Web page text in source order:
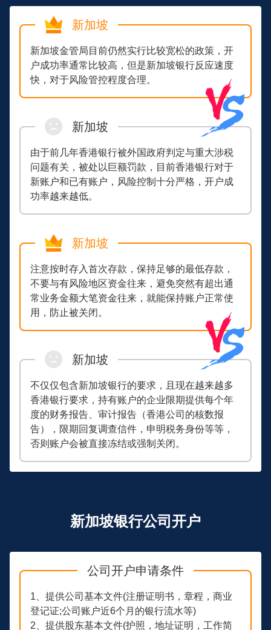
新加坡
新加坡金管局目前仍然实行比较宽松的政策，开
户成功率通常比较高，但是新加坡银行反应速度
快，对于风险管控程度合理。
新加坡
由于前几年香港银行被外国政府判定与重大涉税
问题有关，被处以巨额罚款，目前香港银行对于
新账户和已有账户，风险控制十分严格，开户成
功率越来越低。
新加坡
注意按时存入首次存款，保持足够的最低存款，
不要与有风险地区资金往来，避免突然有超出通
常业务金额大笔资金往来，就能保持账户正常使
用，防止被关闭。
新加坡
不仅仅包含新加坡银行的要求，且现在越来越多
香港银行要求，持有账户的企业限期提供每个年
度的财务报告、审计报告（香港公司的核数报
告），限期回复调查信件，申明税务身份等等，
否则账户会被直接冻结或强制关闭。
新加坡银行公司开户
公司开户申请条件
1、提供公司基本文件(注册证明书，章程，商业
登记证;公司账户近6个月的银行流水等)
2、提供股东基本文件(护照，地址证明，工作简